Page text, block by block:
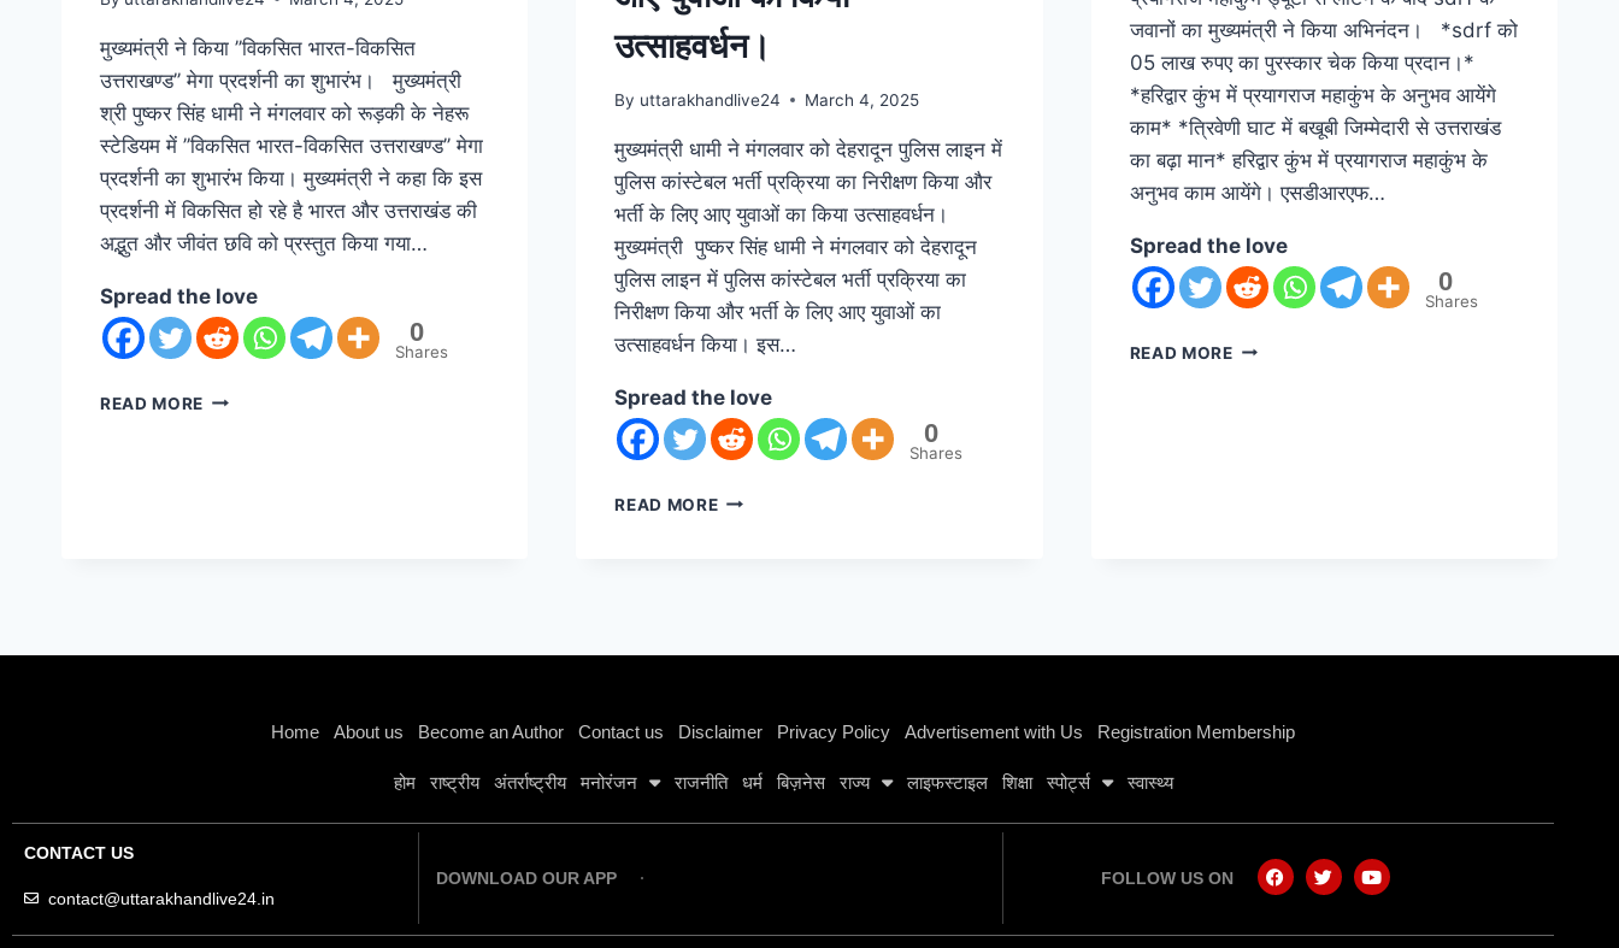
मुख्यमंत्री ने किया ’’विकसित भारत-विकसित
उत्तराखण्ड’’ मेगा प्रदर्शनी का शुभारंभ। मुख्यमंत्री
श्री पुष्कर सिंह धामी ने मंगलवार को रूड़की के नेहरू
स्टेडियम में ’’विकसित भारत-विकसित उत्तराखण्ड’’ मेगा
प्रदर्शनी का शुभारंभ किया। मुख्यमंत्री ने कहा कि इस
प्रदर्शनी में विकसित हो रहे है भारत और उत्तराखंड की
अद्भुत और जीवंत छवि को प्रस्तुत किया गया…
Spread the love
0
Shares
READ MORE
उत्साहवर्धन।
By uttarakhandlive24 March 4, 2025
मुख्यमंत्री धामी ने मंगलवार को देहरादून पुलिस लाइन में
पुलिस कांस्टेबल भर्ती प्रक्रिया का निरीक्षण किया और
भर्ती के लिए आए युवाओं का किया उत्साहवर्धन।
मुख्यमंत्री पुष्कर सिंह धामी ने मंगलवार को देहरादून
पुलिस लाइन में पुलिस कांस्टेबल भर्ती प्रक्रिया का
निरीक्षण किया और भर्ती के लिए आए युवाओं का
उत्साहवर्धन किया। इस…
Spread the love
0
Shares
READ MORE
जवानों का मुख्यमंत्री ने किया अभिनंदन। *sdrf को
05 लाख रुपए का पुरस्कार चेक किया प्रदान।*
*हरिद्वार कुंभ में प्रयागराज महाकुंभ के अनुभव आयेंगे
काम* *त्रिवेणी घाट में बखूबी जिम्मेदारी से उत्तराखंड
का बढ़ा मान* हरिद्वार कुंभ में प्रयागराज महाकुंभ के
अनुभव काम आयेंगे। एसडीआरएफ…
Spread the love
0
Shares
READ MORE
Home About us Become an Author Contact us Disclaimer Privacy Policy Advertisement with Us Registration Membership
होम राष्ट्रीय अंतर्राष्ट्रीय मनोरंजन राजनीति धर्म बिज़नेस राज्य लाइफस्टाइल शिक्षा स्पोर्ट्स स्वास्थ्य
CONTACT US
contact@uttarakhandlive24.in
DOWNLOAD OUR APP FOLLOW US ON